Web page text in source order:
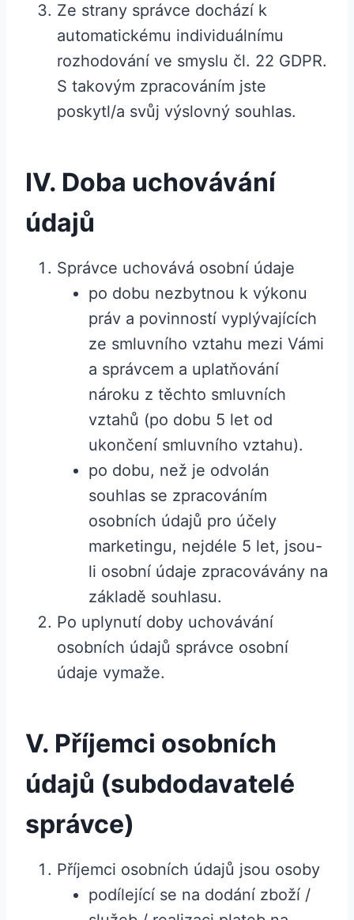
Ze strany správce dochází k
automatickému individuálnímu
rozhodování ve smyslu čl. 22 GDPR.
S takovým zpracováním jste
poskytl/a svůj výslovný souhlas.
IV. Doba uchovávání
údajů
Správce uchovává osobní údaje
po dobu nezbytnou k výkonu
práv a povinností vyplývajících
ze smluvního vztahu mezi Vámi
a správcem a uplatňování
nároku z těchto smluvních
vztahů (po dobu 5 let od
ukončení smluvního vztahu).
po dobu, než je odvolán
souhlas se zpracováním
osobních údajů pro účely
marketingu, nejdéle 5 let, jsou-
li osobní údaje zpracovávány na
základě souhlasu.
Po uplynutí doby uchovávání
osobních údajů správce osobní
údaje vymaže.
V. Příjemci osobních
údajů (subdodavatelé
správce)
Příjemci osobních údajů jsou osoby
podílející se na dodání zboží /